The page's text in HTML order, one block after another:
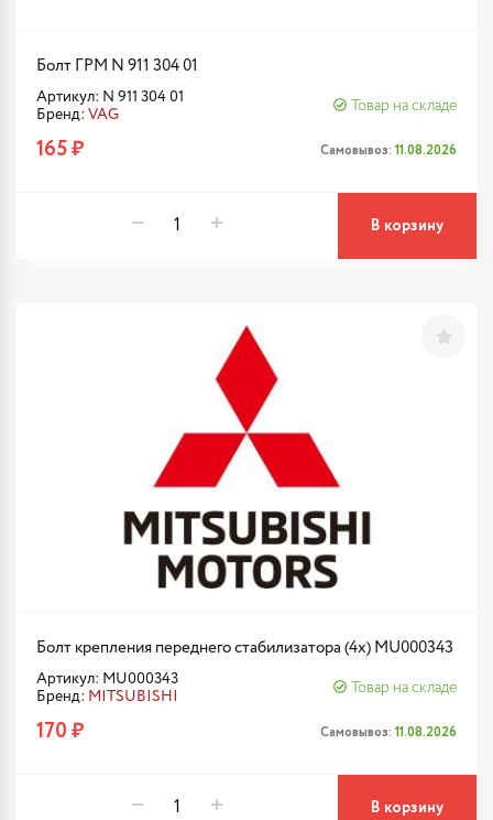
Болт ГРМ N 911 304 01
Артикул: N 911 304 01
Бренд: VAG
Товар на складе
165 ₽ Самовывоз: 11.08.2026
В корзину
Болт крепления переднего стабилизатора (4x) MU000343
Артикул: MU000343
Бренд: MITSUBISHI
Товар на складе
170 ₽ Самовывоз: 11.08.2026
В корзину